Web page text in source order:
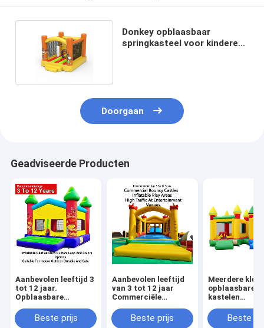
Donkey opblaasbaar
springkasteel voor kinderen
Doorgaan
Geadviseerde Producten
Aanbevolen leeftijd 3
tot 12 jaar.
Opblaasbare
aangepaste logo- en
kleuropties. Geschikt
Beste prijs
Aanbevolen leeftijd
van 3 tot 12 jaar
Commerciële
opblaasbare
speelruimten
Beste prijs
Meerdere
opblaasbare
kastelen
opvouwbaar
gemakkelijk
Beste